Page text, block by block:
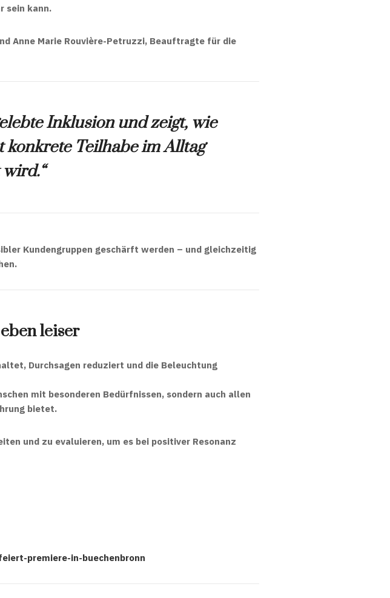
sein kann.
Anne Marie Rouvière-Petruzzi, Beauftragte für die
Inklusion und zeigt, wie
konkrete Teilhabe im Alltag
Kundengruppen geschärft werden – und gleichzeitig
leiser
, Durchsagen reduziert und die Beleuchtung
mit besonderen Bedürfnissen, sondern auch allen
bietet.
und zu evaluieren, um es bei positiver Resonanz
premiere-in-buechenbronn